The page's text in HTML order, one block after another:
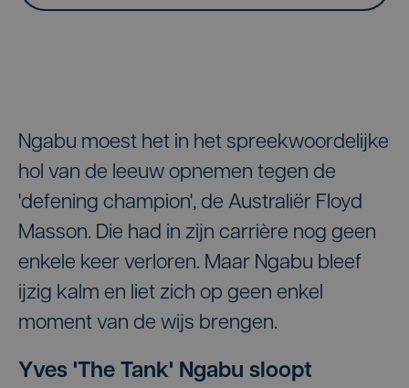
Ngabu moest het in het spreekwoordelijke
hol van de leeuw opnemen tegen de
'defening champion', de Australiër Floyd
Masson. Die had in zijn carrière nog geen
enkele keer verloren. Maar Ngabu bleef
ijzig kalm en liet zich op geen enkel
moment van de wijs brengen.
Yves 'The Tank' Ngabu sloopt